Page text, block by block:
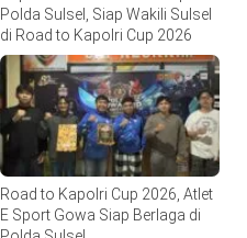
Polda Sulsel, Siap Wakili Sulsel
di Road to Kapolri Cup 2026
Road to Kapolri Cup 2026, Atlet
E Sport Gowa Siap Berlaga di